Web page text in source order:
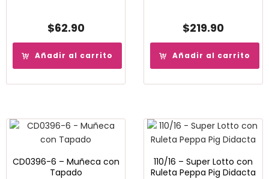
$62.90
Añadir al carrito
$219.90
Añadir al carrito
CD0396-6 – Muñeca con
Tapado
110/16 – Super Lotto con
Ruleta Peppa Pig Didacta